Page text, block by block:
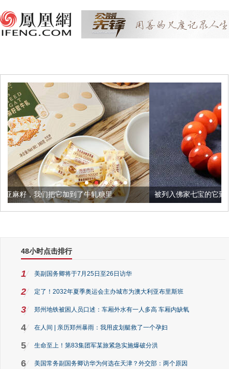
牛轧糖里 被列入佛家七宝的它到底有多美？
48小时点击排行
1 美副国务卿将于7月25日至26日访华
2 定了！2032年夏季奥运会主办城市为澳大利亚布里斯班
3 郑州地铁被困人员口述：车厢外水有一人多高 车厢内缺氧
4 在人间 | 亲历郑州暴雨：我用皮划艇救了一个孕妇
5 生命至上！第83集团军某旅紧急实施爆破分洪
6 美国常务副国务卿访华为何选在天津？外交部：两个原因